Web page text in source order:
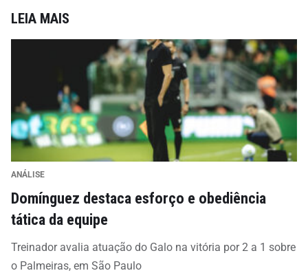
LEIA MAIS
ANÁLISE
Domínguez destaca esforço e obediência
tática da equipe
Treinador avalia atuação do Galo na vitória por 2 a 1 sobre
o Palmeiras, em São Paulo